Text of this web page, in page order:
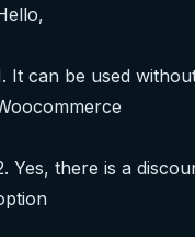
It can be used
Yes, there is a